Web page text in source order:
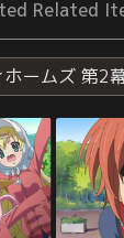
Related
ームズ 第2